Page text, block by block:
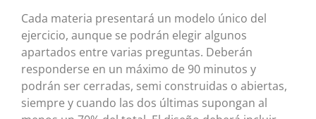
Cada materia presentará un modelo único del
ejercicio, aunque se podrán elegir algunos
apartados entre varias preguntas. Deberán
responderse en un máximo de 90 minutos y
podrán ser cerradas, semi construidas o abiertas,
siempre y cuando las dos últimas supongan al